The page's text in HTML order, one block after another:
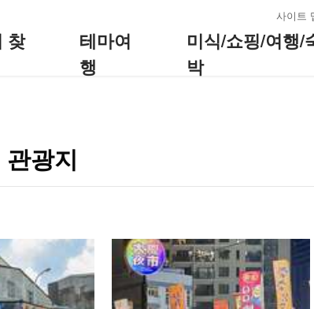
사이트
찾
테마여
행
미식/쇼핑/여행/
박
광지